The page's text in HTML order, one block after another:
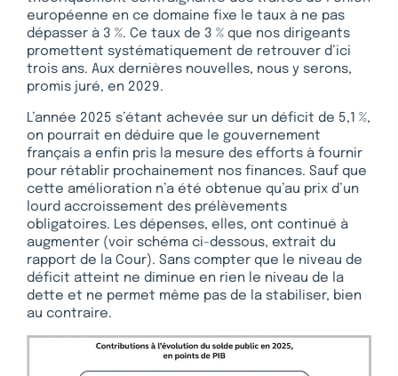
européenne en ce domaine fixe le taux à ne pas
dépasser à 3 %. Ce taux de 3 % que nos dirigeants
promettent systématiquement de retrouver d’ici
trois ans. Aux dernières nouvelles, nous y serons,
promis juré, en 2029.
L’année 2025 s’étant achevée sur un déficit de 5,1 %,
on pourrait en déduire que le gouvernement
français a enfin pris la mesure des efforts à fournir
pour rétablir prochainement nos finances. Sauf que
cette amélioration n’a été obtenue qu’au prix d’un
lourd accroissement des prélèvements
obligatoires. Les dépenses, elles, ont continué à
augmenter (voir schéma ci-dessous, extrait du
rapport de la Cour). Sans compter que le niveau de
déficit atteint ne diminue en rien le niveau de la
dette et ne permet même pas de la stabiliser, bien
au contraire.